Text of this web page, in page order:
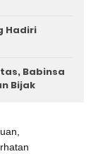
Hadiri
Babinsa
Bijak